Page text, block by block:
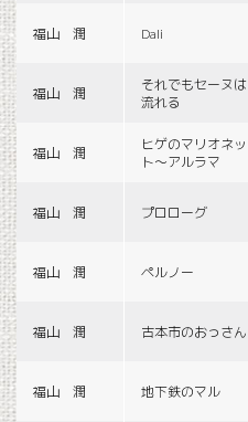
福山 潤 Dali
福山 潤
それでもセーヌは
流れる
福山 潤
ヒゲのマリオネッ
ト〜アルラマ
福山 潤 プロローグ
福山 潤 ペルノー
福山 潤 古本市のおっさん
福山 潤 地下鉄のマル